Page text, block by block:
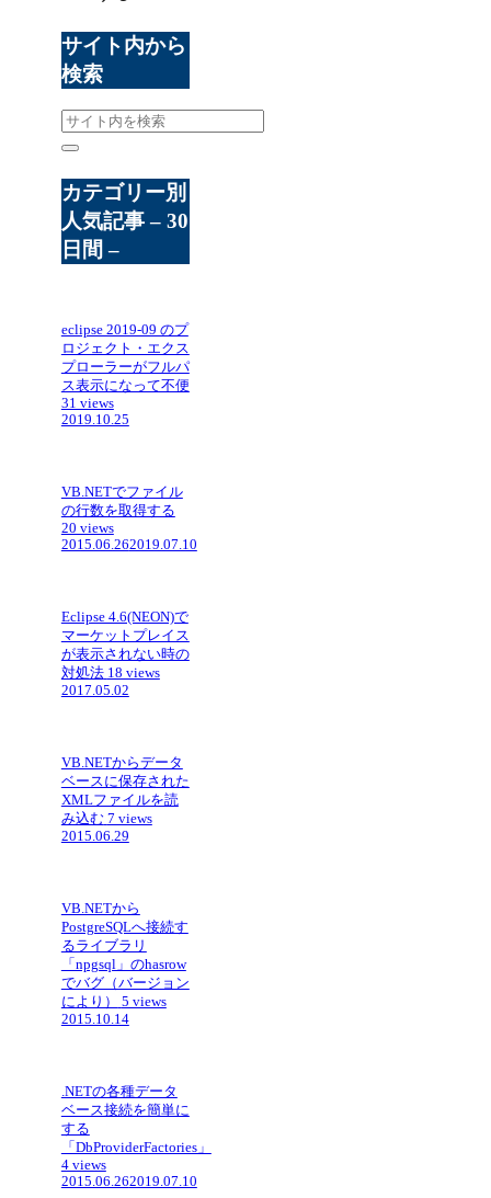
サイト内から
検索
カテゴリー別
人気記事 – 30
日間 –
eclipse 2019-09 のプ
ロジェクト・エクス
プローラーがフルパ
ス表示になって不便
31 views
2019.10.25
VB.NETでファイル
の行数を取得する
20 views
2015.06.262019.07.10
Eclipse 4.6(NEON)で
マーケットプレイス
が表示されない時の
対処法 18 views
2017.05.02
VB.NETからデータ
ベースに保存された
XMLファイルを読
み込む 7 views
2015.06.29
VB.NETから
PostgreSQLへ接続す
るライブラリ
「npgsql」のhasrow
でバグ（バージョン
により）
5 views
2015.10.14
.NETの各種データ
ベース接続を簡単に
する
「DbProviderFactories」
4 views
2015.06.262019.07.10